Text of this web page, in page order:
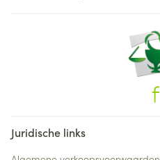
Juridische links